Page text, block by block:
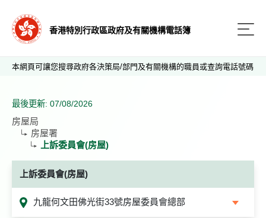
香港特別行政區政府及有關機構電話簿
本網頁可讓您搜尋政府各決策局/部門及有關機構的職員或查詢電話號碼
最後更新: 07/08/2026
房屋局
房屋署
上訴委員會(房屋)
上訴委員會(房屋)
九龍何文田佛光街33號房屋委員會總部